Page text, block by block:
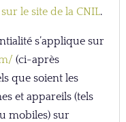
le site de la CNIL.
s’applique sur
(ci-après
que soient les
et appareils (tels
mobiles) sur